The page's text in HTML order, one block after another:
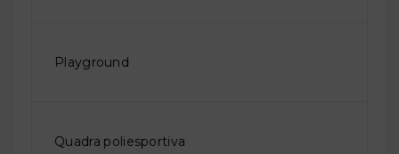
Playground
Quadra poliesportiva